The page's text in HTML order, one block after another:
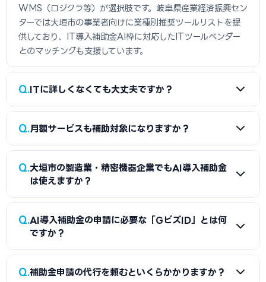
WMS（ロジクラ等）が選択肢です。岐阜県産業経済振興セン
ターでは大垣市の事業者向けに業種別推奨ツールリストを提
供しており、IT導入補助金AI枠に対応したITツールベンダー
とのマッチングも支援しています。
Q ITに詳しくなくても大丈夫ですか？
A
大丈夫です。IT導入補助金AI枠の制度上、導入はITベンダ
します。事業者がやることは「どのツールを入れるか決める」
「GビズIDを取得する」「事業計画書に効果を書く」の3点で
す。大垣市の岐阜県産業経済振興センターや地域のよろず支援
Q 月額サービスも補助対象になりますか？
A
はい、IT導入補助金AI枠ではSaaSの月額利用料が最大2
年分補助対象になります。たとえば月5万円のクラウドERPを
補助率3/4で90万円が支給されます。初期費用が0円のSaaS
でも申請できるため、大垣市の小規模事業者でもスモールス
タートが可能です。
Q 大垣市の製造業・精密機器企業でもAI導入補助金
は使えますか？
A
はい。業種を問わず中小企業・小規模事業者であればIT導
入補助金AI枠の対象です。「どのツールを選べばいいか分か
別の推奨ツールリストを確認するのが最短ルートです。補助率
3/4で月額SaaSも対象のため、大垣市の製造業・精密機器事
Q AI導入補助金の申請に必要な「GビズID」とは何
ですか？
A
GビズIDは、国の補助金申請に使用する共通認証アカウン
Q 補助金申請の代行を頼むといくらかかりますか？